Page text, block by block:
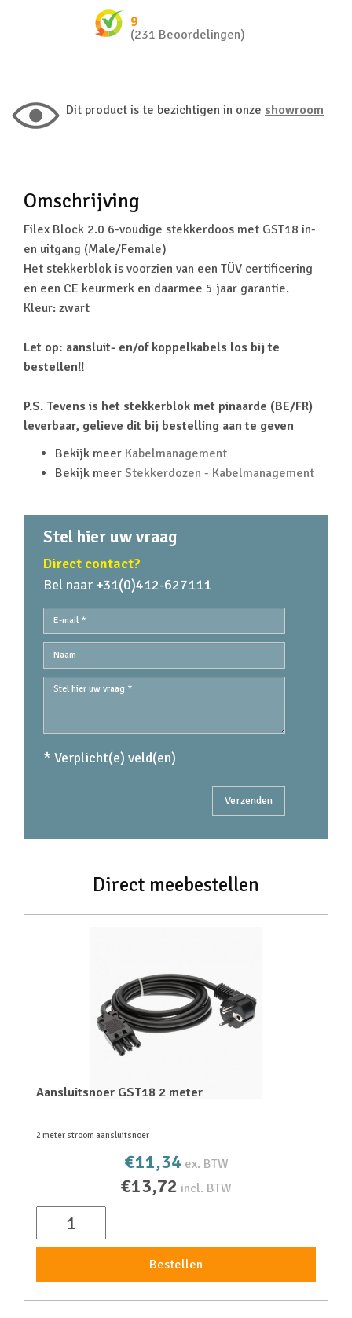
9
(231 Beoordelingen)
Dit product is te bezichtigen in onze showroom
Omschrijving
Filex Block 2.0 6-voudige stekkerdoos met GST18 in-
en uitgang (Male/Female)
Het stekkerblok is voorzien van een TÜV certificering
en een CE keurmerk en daarmee 5 jaar garantie.
Kleur: zwart
Let op: aansluit- en/of koppelkabels los bij te
bestellen!!
P.S. Tevens is het stekkerblok met pinaarde (BE/FR)
leverbaar, gelieve dit bij bestelling aan te geven
Bekijk meer Kabelmanagement
Bekijk meer Stekkerdozen - Kabelmanagement
Stel hier uw vraag
Direct contact?
Bel naar +31(0)412-627111
* Verplicht(e) veld(en)
Direct meebestellen
Aansluitsnoer GST18 2 meter
2 meter stroom aansluitsnoer
€11,34 ex. BTW
€13,72 incl. BTW
Bestellen